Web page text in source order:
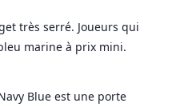
très serré. Joueurs qui
marine à prix mini.
Blue est une porte